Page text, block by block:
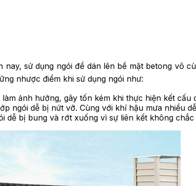
nay, sử dụng ngói để dán lên bề mặt betong vô
nhược điểm khi sử dụng ngói như:
ảnh hưởng, gây tốn kém khi thực hiện kết cấu
ngói dễ bị nứt vỡ. Cùng với khí hậu mưa nhiều
dễ bị bung và rớt xuống vì sự liên kết không